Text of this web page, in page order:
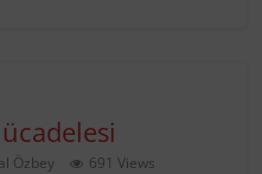
Özbey 691 Views